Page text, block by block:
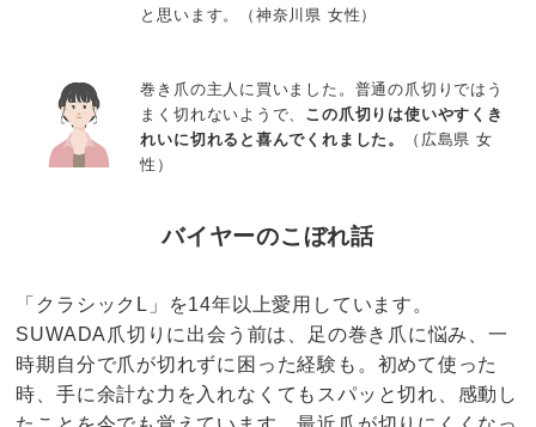
と思います。（神奈川県 女性）
巻き爪の主人に買いました。普通の爪切りではう
まく切れないようで、 この爪切りは使いやすくき
れいに切れると喜んでくれました。
（広島県 女
性）
バイヤーのこぼれ話
「クラシックL」を14年以上愛用しています。
SUWADA爪切りに出会う前は、足の巻き爪に悩み、一
時期自分で爪が切れずに困った経験も。初めて使った
時、手に余計な力を入れなくてもスパッと切れ、感動し